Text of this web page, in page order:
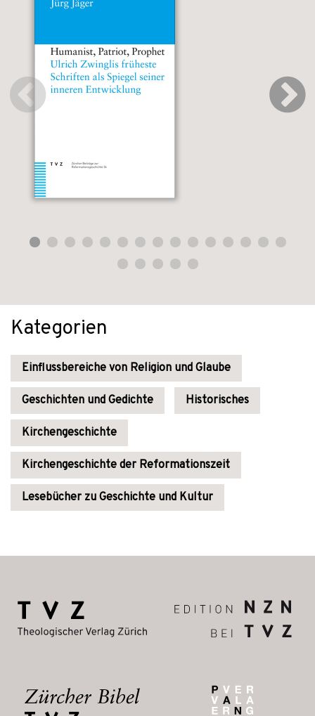
Kategorien
Einflussbereiche von Religion und Glaube
Geschichten und Gedichte Historisches
Kirchengeschichte
Kirchengeschichte der Reformationszeit
Lesebücher zu Geschichte und Kultur